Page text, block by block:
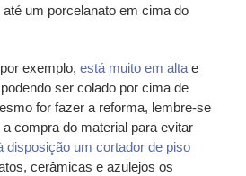
um porcelanato em cima do
exemplo, está muito em alta e
ser colado por cima de
for fazer a reforma, lembre-se
compra do material para evitar
disposição um cortador de piso
cerâmicas e azulejos os